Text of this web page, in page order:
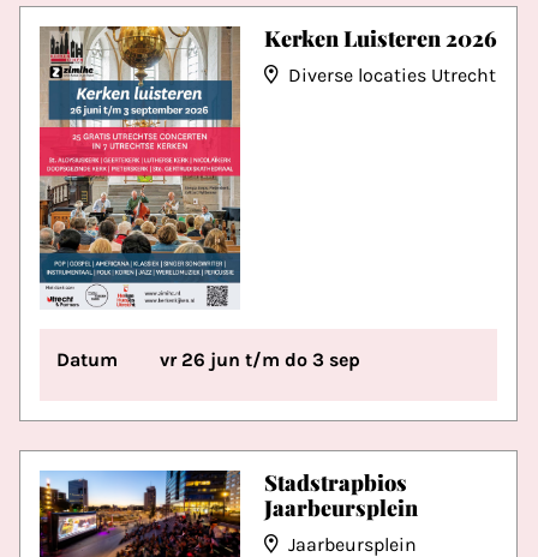
Kerken Luisteren 2026
Diverse locaties Utrecht
Datum vr 26 jun t/m do 3 sep
Stadstrapbios
Jaarbeursplein
Jaarbeursplein